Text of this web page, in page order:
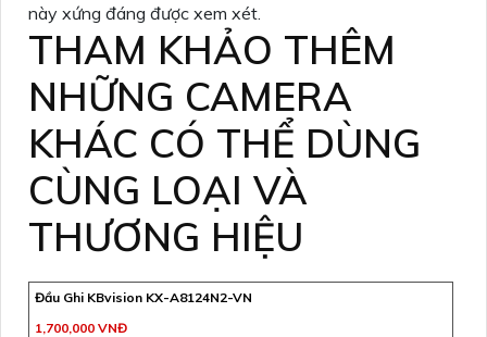
này xứng đáng được xem xét.
THAM KHẢO THÊM
NHỮNG CAMERA
KHÁC CÓ THỂ DÙNG
CÙNG LOẠI VÀ
THƯƠNG HIỆU
Đầu Ghi KBvision KX-A8124N2-VN
1,700,000 VNĐ